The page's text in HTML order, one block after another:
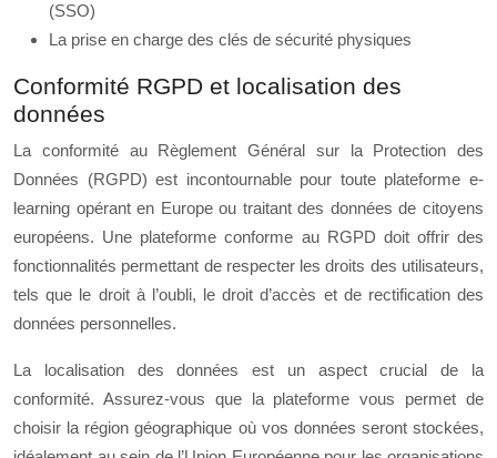
(SSO)
La prise en charge des clés de sécurité physiques
Conformité RGPD et localisation des
données
La conformité au Règlement Général sur la Protection des
Données (RGPD) est incontournable pour toute plateforme e-
learning opérant en Europe ou traitant des données de citoyens
européens. Une plateforme conforme au RGPD doit offrir des
fonctionnalités permettant de respecter les droits des utilisateurs,
tels que le droit à l’oubli, le droit d’accès et de rectification des
données personnelles.
La localisation des données est un aspect crucial de la
conformité. Assurez-vous que la plateforme vous permet de
choisir la région géographique où vos données seront stockées,